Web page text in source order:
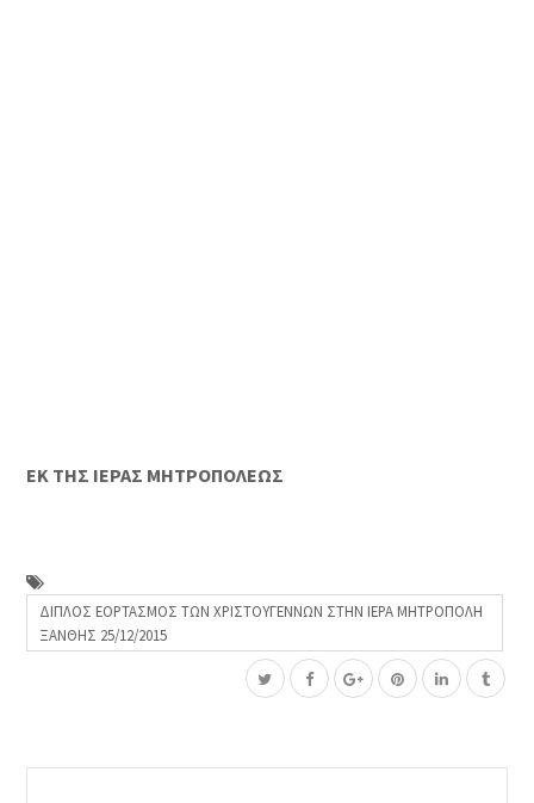
ΕΚ ΤΗΣ ΙΕΡΑΣ ΜΗΤΡΟΠΟΛΕΩΣ
ΔΙΠΛΟΣ ΕΟΡΤΑΣΜΟΣ ΤΩΝ ΧΡΙΣΤΟΥΓΕΝΝΩΝ ΣΤΗΝ ΙΕΡΑ ΜΗΤΡΟΠΟΛΗ
ΞΑΝΘΗΣ 25/12/2015